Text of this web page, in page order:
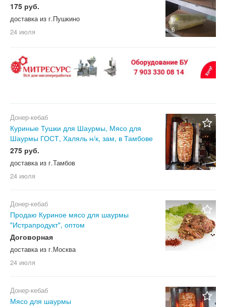
6
175 руб.
доставка из г.Пушкино
24 июля
Донер-кебаб
Куриные Тушки для Шаурмы, Мясо для
Шаурмы ГОСТ, Халяль н/к, зам, в Тамбове
275 руб.
доставка из г.Тамбов
24 июля
Донер-кебаб
Продаю Куриное мясо для шаурмы
"Истрапродукт", оптом
Договорная
доставка из г.Москва
24 июля
Донер-кебаб
Мясо для шаурмы